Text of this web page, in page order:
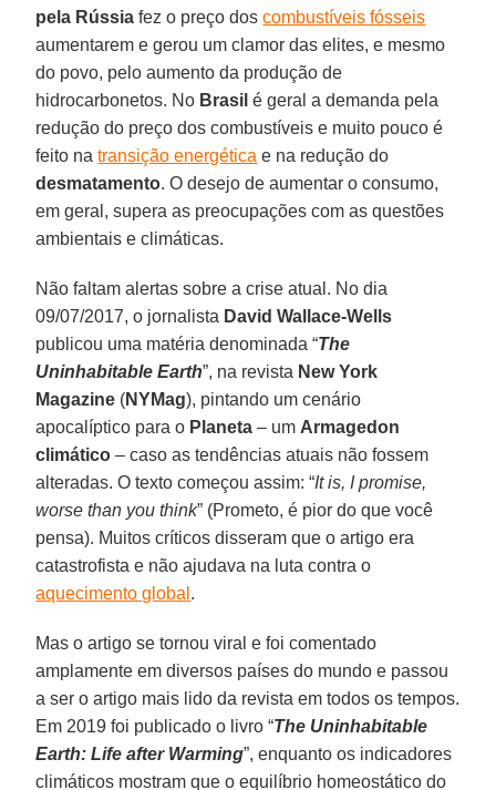
pela Rússia fez o preço doscombustíveis fósseis
aumentarem e gerou um clamor das elites, e mesmo
do povo, pelo aumento da produção de
hidrocarbonetos. No Brasil é geral a demanda pela
redução do preço dos combustíveis e muito pouco é
feito natransição energética e na redução do
desmatamento. O desejo de aumentar o consumo,
em geral, supera as preocupações com as questões
ambientais e climáticas.
Não faltam alertas sobre a crise atual. No dia
09/07/2017, o jornalista David Wallace-Wells
publicou uma matéria denominada “The
Uninhabitable Earth”, na revista New York
Magazine (NYMag), pintando um cenário
apocalíptico para o Planeta – um Armagedon
climático – caso as tendências atuais não fossem
alteradas. O texto começou assim: “It is, I promise,
worse than you think” (Prometo, é pior do que você
pensa). Muitos críticos disseram que o artigo era
catastrofista e não ajudava na luta contra o
aquecimento global .
Mas o artigo se tornou viral e foi comentado
amplamente em diversos países do mundo e passou
a ser o artigo mais lido da revista em todos os tempos.
Em 2019 foi publicado o livro “The Uninhabitable
Earth: Life after Warming”, enquanto os indicadores
climáticos mostram que o equilíbrio homeostático do